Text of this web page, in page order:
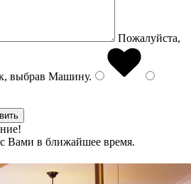
Пожалуйста,
выбрав Машину.
Вами в ближайшее время.